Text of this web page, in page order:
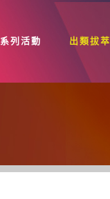
系列活動 出類拔萃